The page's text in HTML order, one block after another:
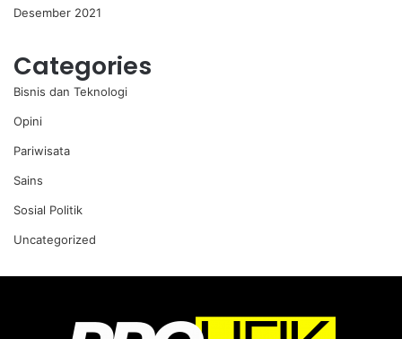
Desember 2021
Categories
Bisnis dan Teknologi
Opini
Pariwisata
Sains
Sosial Politik
Uncategorized